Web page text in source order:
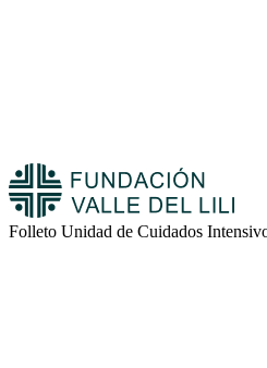
Folleto Unidad de Cuidados